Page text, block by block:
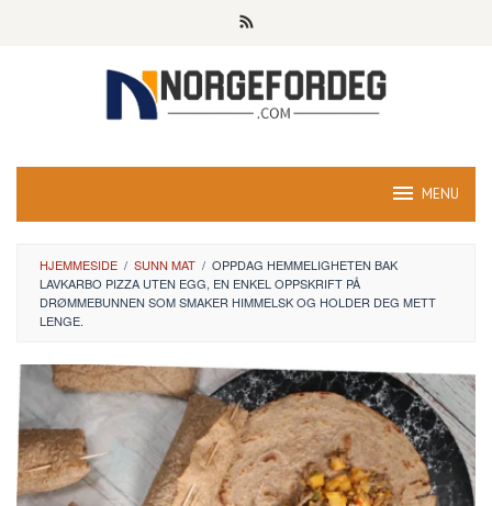
MENU
HJEMMESIDE / SUNN MAT / OPPDAG HEMMELIGHETEN BAK
LAVKARBO PIZZA UTEN EGG, EN ENKEL OPPSKRIFT PÅ
DRØMMEBUNNEN SOM SMAKER HIMMELSK OG HOLDER DEG METT
LENGE.